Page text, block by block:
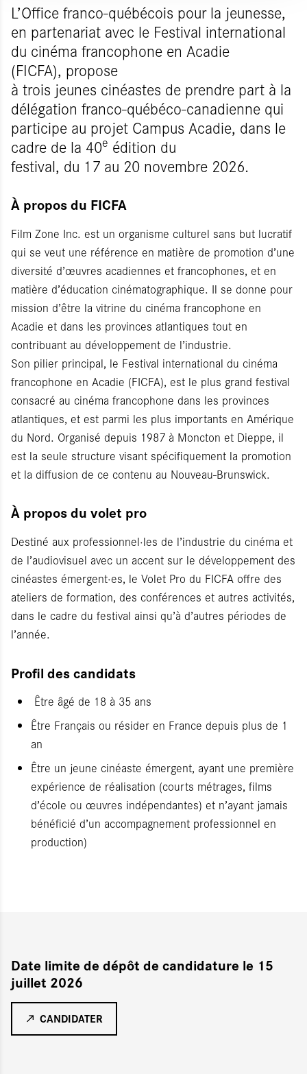
L’Office franco-québécois pour la jeunesse,
en partenariat avec le Festival international
du cinéma francophone en Acadie
(FICFA), propose
à trois jeunes cinéastes de prendre part à la
délégation franco-québéco-canadienne qui
participe au projet Campus Acadie, dans le
cadre de la 40e édition du
festival, du 17 au 20 novembre 2026.
À propos du FICFA
Film Zone Inc. est un organisme culturel sans but lucratif
qui se veut une référence en matière de promotion d’une
diversité d’œuvres acadiennes et francophones, et en
matière d’éducation cinématographique. Il se donne pour
mission d’être la vitrine du cinéma francophone en
Acadie et dans les provinces atlantiques tout en
contribuant au développement de l’industrie.
Son pilier principal, le Festival international du cinéma
francophone en Acadie (FICFA), est le plus grand festival
consacré au cinéma francophone dans les provinces
atlantiques, et est parmi les plus importants en Amérique
du Nord. Organisé depuis 1987 à Moncton et Dieppe, il
est la seule structure visant spécifiquement la promotion
et la diffusion de ce contenu au Nouveau-Brunswick.
À propos du volet pro
Destiné aux professionnel·les de l’industrie du cinéma et
de l’audiovisuel avec un accent sur le développement des
cinéastes émergent·es, le Volet Pro du FICFA offre des
ateliers de formation, des conférences et autres activités,
dans le cadre du festival ainsi qu’à d’autres périodes de
l’année.
Profil des candidats
Être âgé de 18 à 35 ans
Être Français ou résider en France depuis plus de 1
an
Être un jeune cinéaste émergent, ayant une première
expérience de réalisation (courts métrages, films
d’école ou œuvres indépendantes) et n’ayant jamais
bénéficié d’un accompagnement professionnel en
production)
Date limite de dépôt de candidature le 15
juillet 2026
CANDIDATER